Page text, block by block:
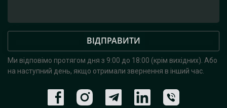
ВІДПРАВИТИ
Ми відповімо протягом дня з 9:00 до 18:00 (крім вихідних). Або
на наступний день, якщо отримали звернення в інший час.